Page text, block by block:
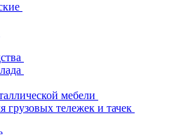
мебели
грузовых тележек и тачек